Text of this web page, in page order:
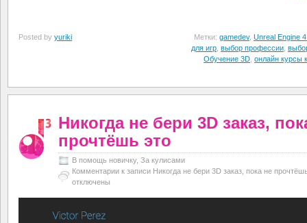
Posted by yuriki Метки: gamedev, Unreal Engine
для игр выбор профессии
Обучение 3D онлайн курсы
Никогда не бери 3D заказ,
прочтёшь это
В помощь новичку, За кулисами
Комментарии к записи Никогда не бери 3D заказ, пока не
отключены